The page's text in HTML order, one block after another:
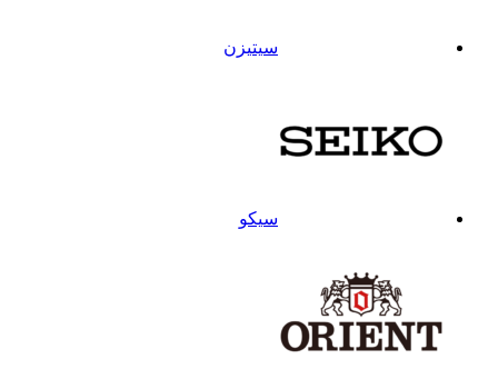
سیتیزن
سیکو